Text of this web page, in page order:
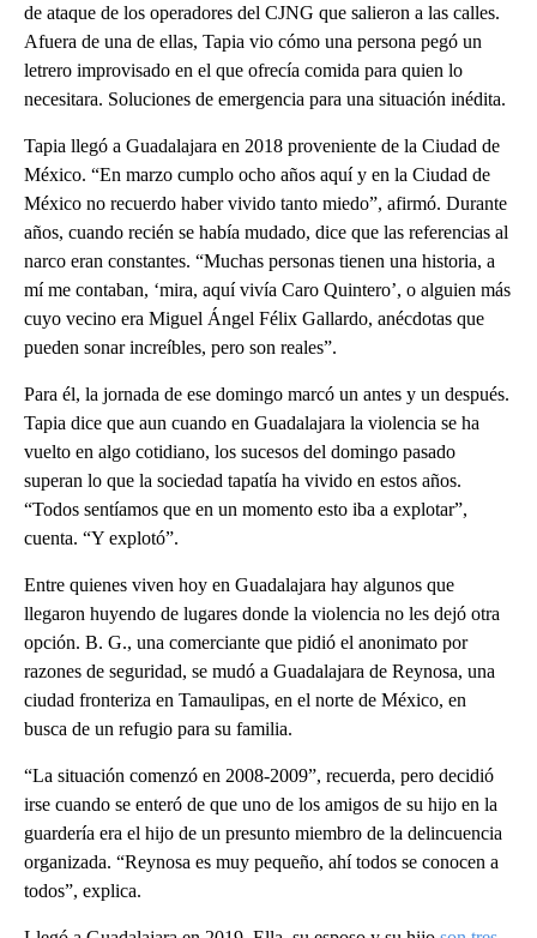
de ataque de los operadores del CJNG que salieron a las calles.
Afuera de una de ellas, Tapia vio cómo una persona pegó un
letrero improvisado en el que ofrecía comida para quien lo
necesitara. Soluciones de emergencia para una situación inédita.
Tapia llegó a Guadalajara en 2018 proveniente de la Ciudad de
México. “En marzo cumplo ocho años aquí y en la Ciudad de
México no recuerdo haber vivido tanto miedo”, afirmó. Durante
años, cuando recién se había mudado, dice que las referencias al
narco eran constantes. “Muchas personas tienen una historia, a
mí me contaban, ‘mira, aquí vivía Caro Quintero’, o alguien más
cuyo vecino era Miguel Ángel Félix Gallardo, anécdotas que
pueden sonar increíbles, pero son reales”.
Para él, la jornada de ese domingo marcó un antes y un después.
Tapia dice que aun cuando en Guadalajara la violencia se ha
vuelto en algo cotidiano, los sucesos del domingo pasado
superan lo que la sociedad tapatía ha vivido en estos años.
“Todos sentíamos que en un momento esto iba a explotar”,
cuenta. “Y explotó”.
Entre quienes viven hoy en Guadalajara hay algunos que
llegaron huyendo de lugares donde la violencia no les dejó otra
opción. B. G., una comerciante que pidió el anonimato por
razones de seguridad, se mudó a Guadalajara de Reynosa, una
ciudad fronteriza en Tamaulipas, en el norte de México, en
busca de un refugio para su familia.
“La situación comenzó en 2008-2009”, recuerda, pero decidió
irse cuando se enteró de que uno de los amigos de su hijo en la
guardería era el hijo de un presunto miembro de la delincuencia
organizada. “Reynosa es muy pequeño, ahí todos se conocen a
todos”, explica.